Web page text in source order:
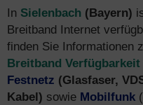
In Sielenbach (Bayern)
Breitband Internet
finden Sie Informationen
Breitband Verfügbarkeit
Festnetz (Glasfaser,
Kabel) sowie Mobilfunk